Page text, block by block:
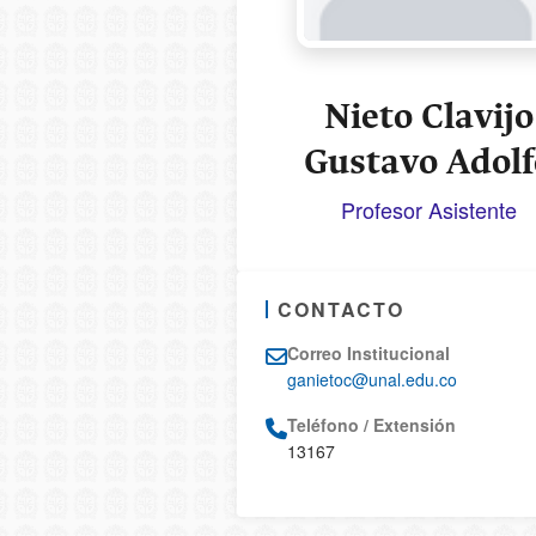
Nieto Clavijo
Gustavo
Profesor Asistente
CONTACTO
Correo Institucional
ganietoc@unal.edu.co
Teléfono / Extensión
13167